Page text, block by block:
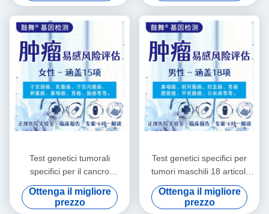
Test genetici tumorali
specifici per il cancro
femminile 15 articoli
Ottenga il migliore
prezzo
Test genetici specifici per
tumori maschili 18 articoli
Test genetici per malattie
Ottenga il migliore
prezzo